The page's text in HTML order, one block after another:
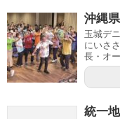
沖縄
玉城デ
にいさ
長・オ
統一